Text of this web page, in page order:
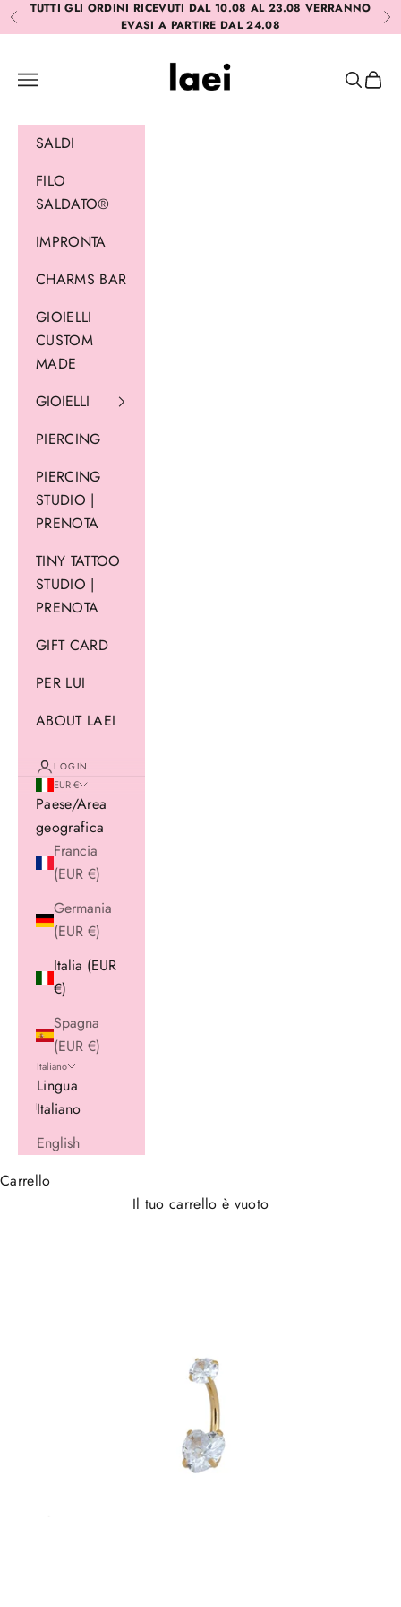
Vai al contenuto
Precedente
TUTTI GLI ORDINI RICEVUTI DAL 10.08 AL 23.08 VERRANNO
EVASI A PARTIRE DAL 24.08
Laei
Menù
Cerca
SALDI
FILO
SALDATO®
IMPRONTA
CHARMS BAR
GIOIELLI
CUSTOM
MADE
GIOIELLI
PIERCING
PIERCING
STUDIO |
PRENOTA
TINY TATTOO
STUDIO |
PRENOTA
GIFT CARD
PER LUI
ABOUT LAEI
LOGIN
EUR €
Paese/Area
geografica
Francia
(EUR €)
Germania
(EUR €)
Italia (EUR
€)
Spagna
(EUR €)
Italiano
Lingua
Italiano
English
Carrello
Il tuo carrello è vuoto